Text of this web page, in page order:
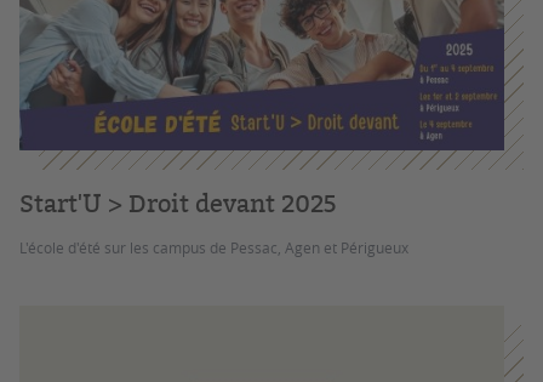
Start'U > Droit devant 2025
L'école d'été sur les campus de Pessac, Agen et Périgueux